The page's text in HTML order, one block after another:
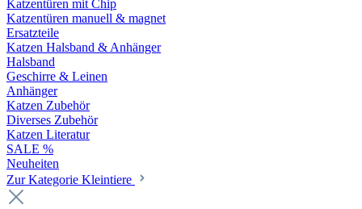
Katzentüren mit Chip
Katzentüren manuell & magnet
Ersatzteile
Katzen Halsband & Anhänger
Halsband
Geschirre & Leinen
Anhänger
Katzen Zubehör
Diverses Zubehör
Katzen Literatur
SALE %
Neuheiten
Zur Kategorie Kleintiere